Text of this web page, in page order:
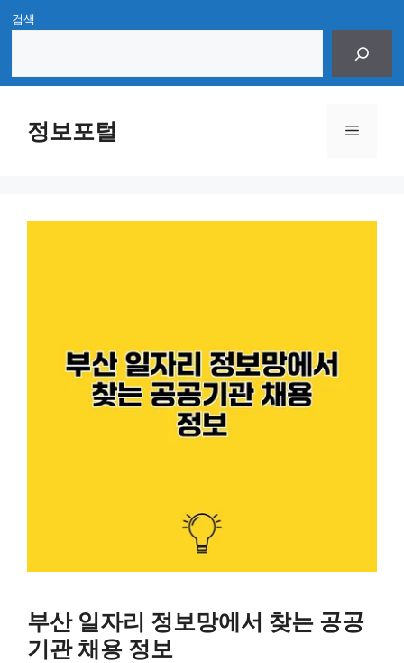
Skip
content
검색
정보포털 Menu
부산 일자리 정보망에서 찾는 공공
기관 채용 정보